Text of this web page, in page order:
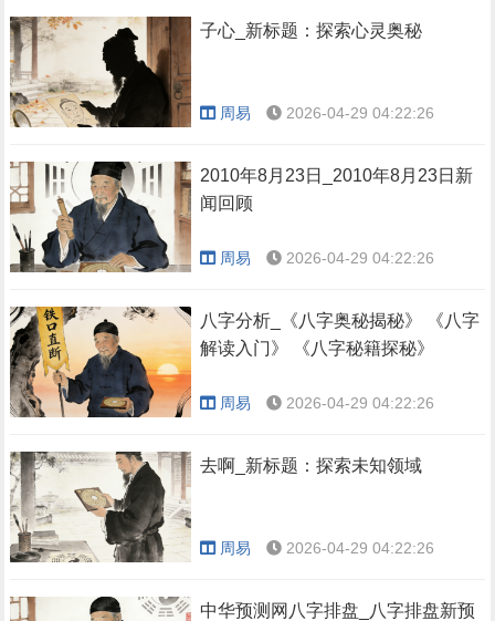
子心_新标题：探索心灵奥秘
周易 2026-04-29 04:22:26
2010年8月23日_2010年8月23日新
闻回顾
周易 2026-04-29 04:22:26
八字分析_《八字奥秘揭秘》 《八字
解读入门》 《八字秘籍探秘》
周易 2026-04-29 04:22:26
去啊_新标题：探索未知领域
周易 2026-04-29 04:22:26
中华预测网八字排盘_八字排盘新预